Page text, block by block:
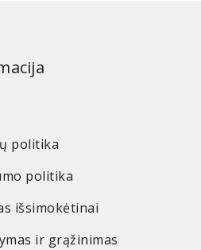
politika
politika
išsimokėtinai
ir grąžinimas